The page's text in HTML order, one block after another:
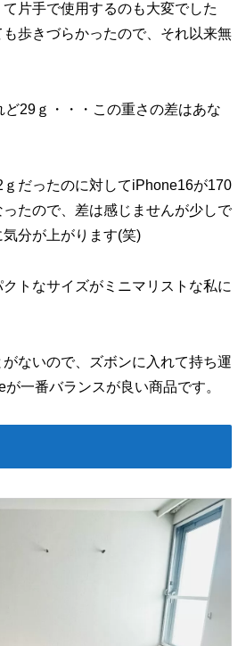
片手で使用するのも大変でした
歩きづらかったので、それ以来無
29ｇ・・・この重さの差はあな
だったのに対してiPhone16が170
ったので、差は感じませんが少しで
分が上がります(笑)
トなサイズがミニマリストな私に
ないので、ズボンに入れて持ち運
一番バランスが良い商品です。